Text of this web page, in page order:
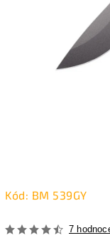
Kód: BM 539GY
7